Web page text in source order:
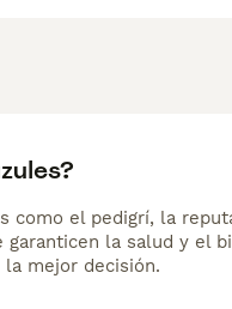
como el pedigrí, la
la salud y el
mejor decisión.